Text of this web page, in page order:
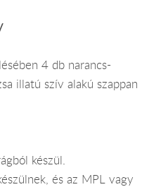
4 db narancs-
illatú szív alakú szappan
készül.
és az MPL vagy